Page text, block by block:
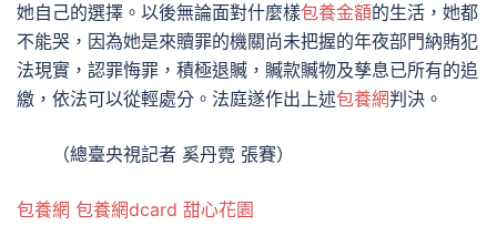
她自己的選擇。以後無論面對什麼樣包養金額的生活，她都
不能哭，因為她是來贖罪的機關尚未把握的年夜部門納賄犯
法現實，認罪悔罪，積極退贓，贓款贓物及孳息已所有的追
繳，依法可以從輕處分。法庭遂作出上述包養網判決。
（總臺央視記者 奚丹霓 張賽）
包養網 包養網dcard 甜心花園